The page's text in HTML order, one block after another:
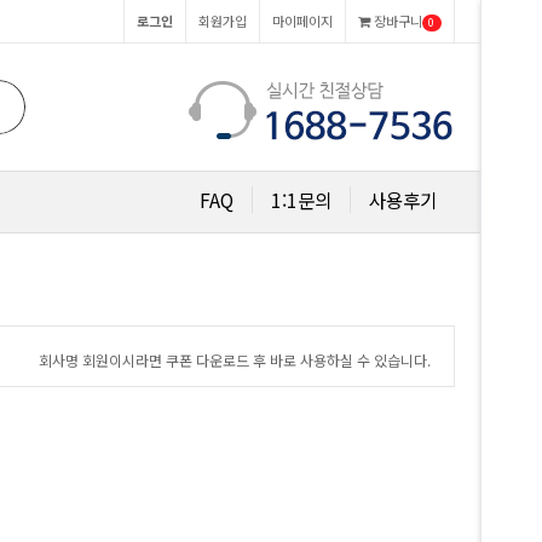
장바구니 0
마이페이지
회원가입
로그인
FAQ 1:1문의 사용후기
회사명 회원이시라면 쿠폰 다운로드 후 바로 사용하실 수 있습니다.